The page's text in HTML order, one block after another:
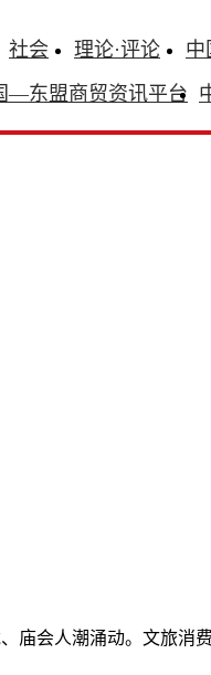
社会 理论·评论 中
—东盟商贸资讯平台
人潮涌动。文旅消